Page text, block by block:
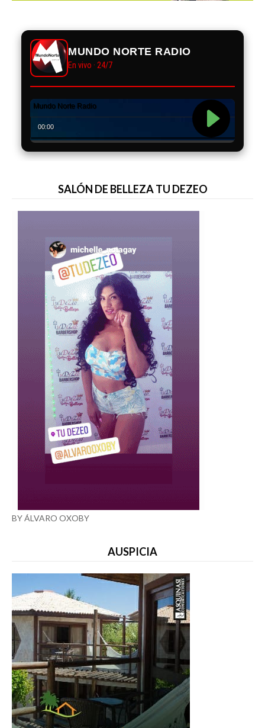
MUNDO NORTE RADIO
En vivo · 24/7
SALÓN DE BELLEZA TU DEZEO
BY ÁLVARO OXOBY
AUSPICIA